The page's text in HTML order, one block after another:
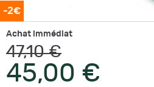
-2€
Achat immédiat
47,10 €
45,00 €